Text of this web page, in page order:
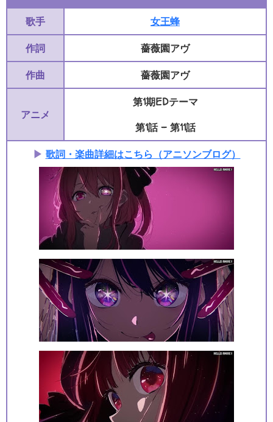
歌手
女王蜂
作詞
薔薇園アヴ
作曲
薔薇園アヴ
アニメ
第1期EDテーマ
第1話 - 第11話
▶ 歌詞・楽曲詳細はこちら（アニソンブログ）